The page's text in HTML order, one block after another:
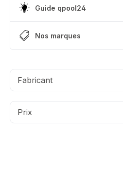
Guide qpool24
Nos marques
Fabricant
Prix